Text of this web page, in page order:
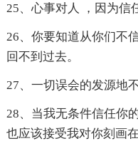
25、心事对人 ，因为信
26、你要知道从你们不
回不到过去。
27、一切误会的发源地
28、当我无条件信任你
也应该接受我对你刻画